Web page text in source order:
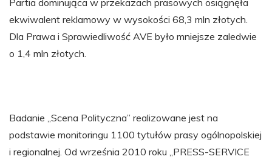
Partia dominująca w przekazach prasowych osiągnęła
ekwiwalent reklamowy w wysokości 68,3 mln złotych.
Dla Prawa i Sprawiedliwość AVE było mniejsze zaledwie
o 1,4 mln złotych.
Badanie „Scena Polityczna” realizowane jest na
podstawie monitoringu 1100 tytułów prasy ogólnopolskiej
i regionalnej. Od września 2010 roku „PRESS-SERVICE